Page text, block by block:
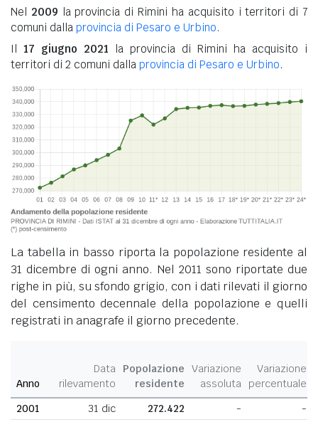
Nel 2009 la provincia di Rimini ha acquisito i territori di 7
comuni dalla provincia di Pesaro e Urbino.
Il 17 giugno 2021 la provincia di Rimini ha acquisito i
territori di 2 comuni dalla provincia di Pesaro e Urbino.
La tabella in basso riporta la popolazione residente al
31 dicembre di ogni anno. Nel 2011 sono riportate due
righe in più, su sfondo grigio, con i dati rilevati il giorno
del censimento decennale della popolazione e quelli
registrati in anagrafe il giorno precedente.
Anno
Data
rilevamento
Popolazione
residente
Variazione
assoluta
Variazione
percentuale
2001
31 dic 272.422 -
-